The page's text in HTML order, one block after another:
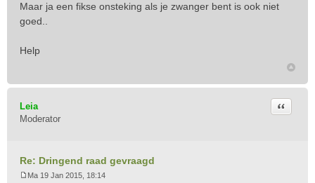
Maar ja een fikse onsteking als je zwanger bent is ook niet
goed..
Help
Leia
Moderator
Re: Dringend raad gevraagd
Citeer
Ma 19 Jan 2015, 18:14